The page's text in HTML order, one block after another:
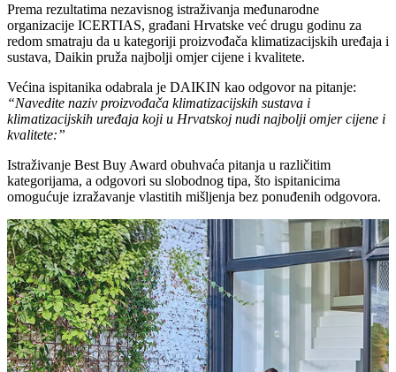
Prema rezultatima nezavisnog istraživanja međunarodne
organizacije ICERTIAS, građani Hrvatske već drugu godinu za
redom smatraju da u kategoriji proizvođača klimatizacijskih uređaja i
sustava, Daikin pruža najbolji omjer cijene i kvalitete.
Većina ispitanika odabrala je DAIKIN kao odgovor na pitanje:
“Navedite naziv proizvođača klimatizacijskih sustava i
klimatizacijskih uređaja koji u Hrvatskoj nudi najbolji omjer cijene i
kvalitete:”
Istraživanje Best Buy Award obuhvaća pitanja u različitim
kategorijama, a odgovori su slobodnog tipa, što ispitanicima
omogućuje izražavanje vlastitih mišljenja bez ponuđenih odgovora.